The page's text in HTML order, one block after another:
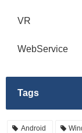
VR
WebService
Tags
Android